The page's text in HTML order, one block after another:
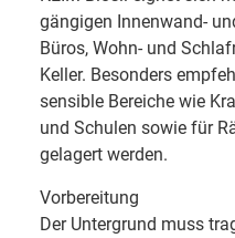
gängigen Innenwand-
Büros, Wohn- und
Keller. Besonders
sensible Bereiche wie
und Schulen sowie für
gelagert werden.
Vorbereitung
Der Untergrund muss